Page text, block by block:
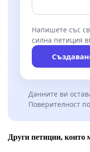
Напишете със
силна петиция
Данните ви
Поверителност
Други петиции, които